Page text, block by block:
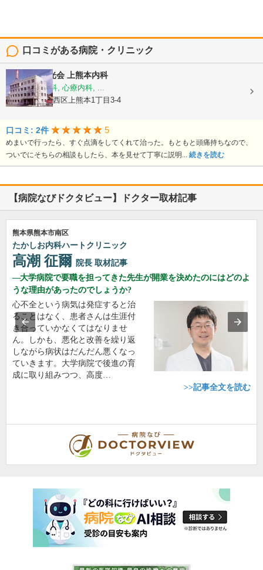
口コミがある病院・クリニック
医療法人陽光会 上熊本内科
内科, 神経内科, 心療内科, ...
熊本県熊本市西区上熊本1丁目3-4
口コミ: 2件 5
めまいで行ったら、すぐ点滴をしてくれて治った。もともと頭痛持ちなので、
ついでにそちらの相談もしたら、本を見せて丁寧に説明... 続きを読む
【病院なびドクタビュー】ドクター取材記事
熊本県熊本市南区
たかしお内科ハートクリニック
高潮 征爾 院長 取材記事
大学病院で要職を担ってきた先生が開業を決めたのにはどのよ
うな理由があったのでしょうか?
心不全という病気は発症すると治
ることはなく、患者さんは生涯付
き合っていかなくてはなりませ
ん。しかも、悪化と改善を繰り返
しながら病状はだんだん悪くなっ
ていきます。大学病院で後進の育
成に取り組みつつ、高度…
>>記事全文を読む